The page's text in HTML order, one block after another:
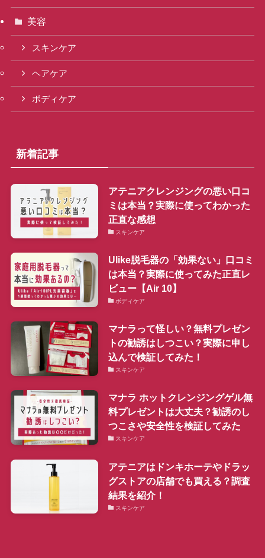
美容
スキンケア
ヘアケア
ボディケア
新着記事
アテニアクレンジングの悪い口コ
ミは本当？実際に使ってわかった
正直な感想
スキンケア
Ulike脱毛器の「効果ない」口コミ
は本当？実際に使ってみた正直レ
ビュー【Air 10】
ボディケア
マナラって怪しい？無料プレゼン
トの勧誘はしつこい？実際に申し
込んで検証してみた！
スキンケア
マナラ ホットクレンジングゲル無
料プレゼントは大丈夫？勧誘のし
つこさや安全性を検証してみた
スキンケア
アテニアはドンキホーテやドラッ
グストアの店舗でも買える？調査
結果を紹介！
スキンケア